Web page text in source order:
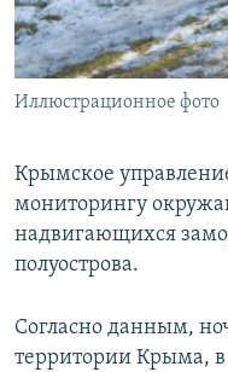
ПОБЕДИТЕЛЕЙ НЕ СУДЯТ?
КРЫМ.НЕПОКОРЕННЫЙ
ELIFBE
ПРИСОЕДИНЯЙТЕСЬ!
Все сайты RFE/RL
Иллюстрационное фото
Крымское
мониторингу
надвигающихся
полуострова.
Согласно данным,
территории Крыма,